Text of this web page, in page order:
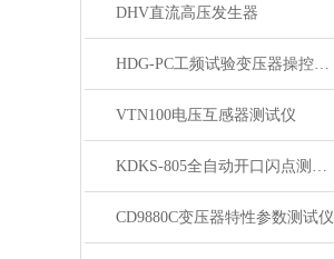
DHV直流高压发生器
HDG-PC工频试验变压器操控装置
VTN100电压互感器测试仪
KDKS-805全自动开口闪点测定仪
CD9880C变压器特性参数测试仪